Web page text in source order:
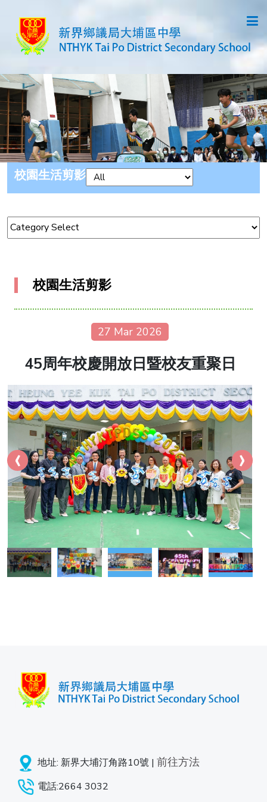
校園生活剪影
校園生活剪影
27 Mar 2026
45周年校慶開放日暨校友重聚日
‹ ›
地址: 新界大埔汀角路10號 | 前往方法
電話:2664 3032